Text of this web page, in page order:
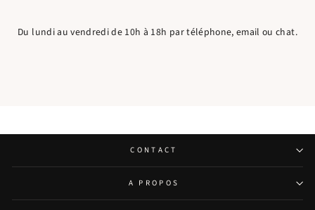
Du lundi au vendredi de 10h à 18h par téléphone, email ou chat.
CONTACT
A PROPOS